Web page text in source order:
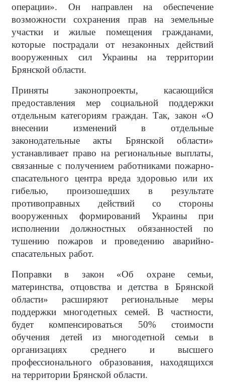
операции». Он направлен на обеспечение
возможности сохранения прав на земельные
участки и жилые помещения гражданами,
которые пострадали от незаконных действий
вооруженных сил Украины на территории
Брянской области.
Приняты законопроекты, касающийся
предоставления мер социальной поддержки
отдельным категориям граждан. Так, закон «О
внесении изменений в отдельные
законодательные акты Брянской области»
устанавливает право на региональные выплаты,
связанные с получением работниками пожарно-
спасательного центра вреда здоровью или их
гибелью, произошедших в результате
противоправных действий со стороны
вооруженных формирований Украины при
исполнении должностных обязанностей по
тушению пожаров и проведению аварийно-
спасательных работ.
Поправки в закон «Об охране семьи,
материнства, отцовства и детства в Брянской
области» расширяют региональные меры
поддержки многодетных семей. В частности,
будет компенсироваться 50% стоимости
обучения детей из многодетной семьи в
организациях среднего и высшего
профессионального образования, находящихся
на территории Брянской области.